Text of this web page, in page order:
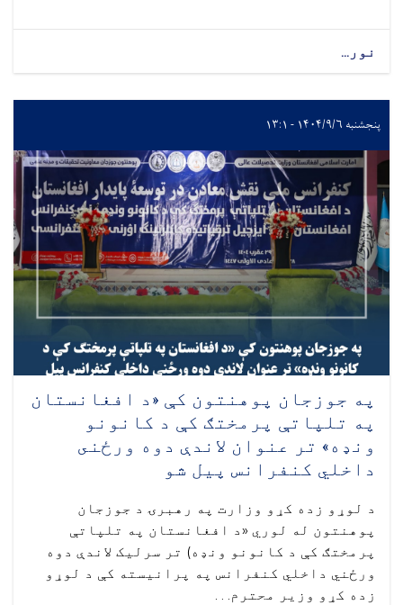
نور...
پنجشنبه ۱۴۰۴/۹/۶ - ۱۳:۱
په جوزجان پوهنتون کې «د افغانستان
په تلپاتې پرمختګ کې د کانونو
ونډه» تر عنوان لاندې دوه ورځنى
داخلي کنفرانس پيل شو
د لوړو زده کړو وزارت په رهبرۍ د جوزجان
پوهنتون له لوري «د افغانستان په تلپاتې
پرمختګ کې د کانونو ونډه) تر سرلیک لاندې دوه
ورځني داخلي کنفرانس په پرانیسته کې د لوړو
زده کړو وزیر محترم. . .